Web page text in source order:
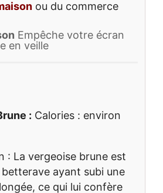
ou du commerce
Empêche votre écran
en veille
: Calories : environ
: La vergeoise brune est
ayant subi une
ce qui lui confère